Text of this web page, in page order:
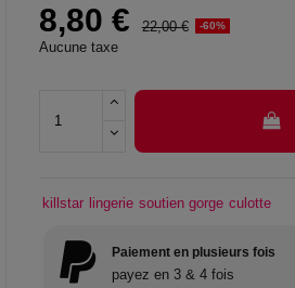
8,80 € 22,00 € -60%
Aucune taxe
killstar lingerie soutien gorge culotte
Paiement en plusieurs fois
payez en 3 & 4 fois